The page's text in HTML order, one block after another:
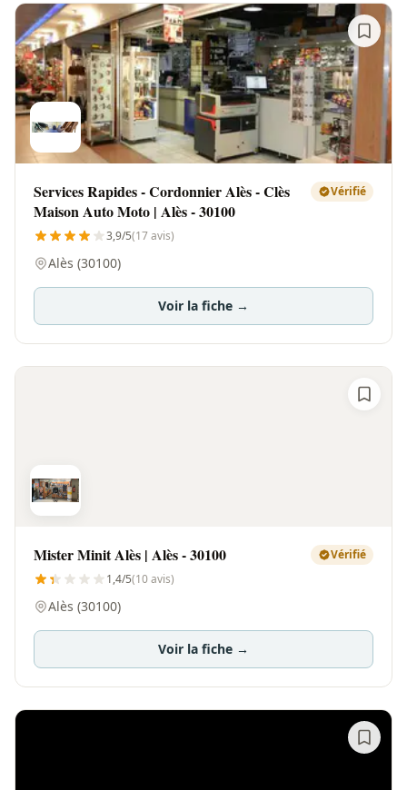
Services Rapides - Cordonnier Alès - Clès
Maison Auto Moto | Alès - 30100
Vérifié
3,9/5(17 avis)
Alès (30100)
Voir la fiche →
Mister Minit Alès | Alès - 30100
Vérifié
1,4/5(10 avis)
Alès (30100)
Voir la fiche →